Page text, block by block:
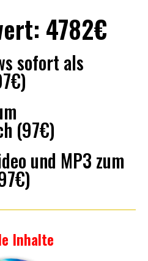
4782€
sofort als
(97€)
und MP3 zum
Inhalte